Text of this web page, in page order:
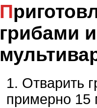
Приготовление карбонары с
грибами
Отварить
примерно 15